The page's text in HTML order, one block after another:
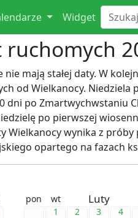
Widget
mają stałej daty. W
od Wielkanocy. Niedziela
po Zmartwychwstaniu
po pierwszej
Wielkanocy wynika z
opartego na fazach
pon wt Luty
1
2 3 4